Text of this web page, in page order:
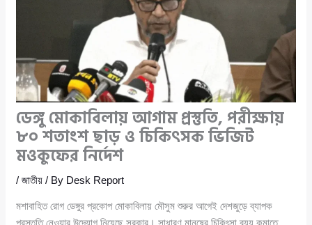
ডেঙ্গু মোকাবিলায় আগাম প্রস্তুতি, পরীক্ষায়
৮০ শতাংশ ছাড় ও চিকিৎসক ভিজিট
মওকুফের নির্দেশ
/জাতীয় / By Desk Report
মশাবাহিত রোগ ডেঙ্গুর প্রকোপ মোকাবিলায় মৌসুম শুরুর আগেই দেশজুড়ে ব্যাপক
প্রস্তুতি নেওয়ার উদ্যোগ নিয়েছে সরকার। সাধারণ মানুষের চিকিৎসা ব্যয় কমাতে